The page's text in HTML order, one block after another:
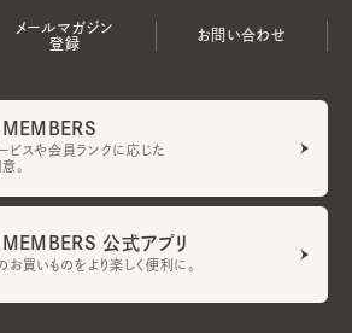
メールマガジン
登録
お問い合わせ
ビスや会員ランクに応じた
。
公式アプリ
買いものをより楽しく便利に。